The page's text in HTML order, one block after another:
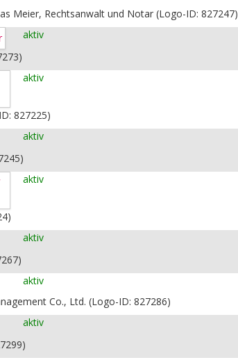
Meier, Rechtsanwalt und Notar (Logo-ID: 827247)
aktiv
aktiv
827225)
aktiv
aktiv
aktiv
aktiv
Co., Ltd. (Logo-ID: 827286)
aktiv